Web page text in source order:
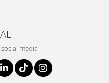
media